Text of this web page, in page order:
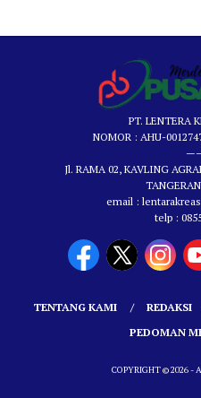
PT. LENTERA
NOMOR : AHU-
Jl. RAMA 02, KAVLING
email :
telp :
TENTANG KAMI REDAKSI
PEDOMAN
COPYRIGHT © 2026 -